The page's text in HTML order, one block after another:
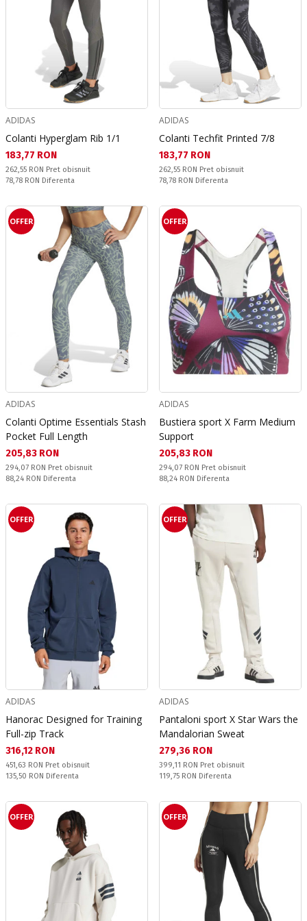
ADIDAS
Colanti Hyperglam Rib 1/1
Текуща цена:
183,77 RON
Pret obisnuit:
262,55 RON Pret obisnuit
Спестявате:
78,78 RON Diferenta
ADIDAS
Colanti Techfit Printed 7/8
Текуща цена:
183,77 RON
Pret obisnuit:
262,55 RON Pret obisnuit
Спестявате:
78,78 RON Diferenta
OFFER
ADIDAS
Colanti Optime Essentials Stash
Pocket Full Length
Текуща цена:
205,83 RON
Pret obisnuit:
294,07 RON Pret obisnuit
Спестявате:
88,24 RON Diferenta
OFFER
ADIDAS
Bustiera sport X Farm Medium
Support
Текуща цена:
205,83 RON
Pret obisnuit:
294,07 RON Pret obisnuit
Спестявате:
88,24 RON Diferenta
OFFER
ADIDAS
Hanorac Designed for Training
Full-zip Track
Текуща цена:
316,12 RON
Pret obisnuit:
451,63 RON Pret obisnuit
Спестявате:
135,50 RON Diferenta
OFFER
ADIDAS
Pantaloni sport X Star Wars the
Mandalorian Sweat
Текуща цена:
279,36 RON
Pret obisnuit:
399,11 RON Pret obisnuit
Спестявате:
119,75 RON Diferenta
OFFER OFFER